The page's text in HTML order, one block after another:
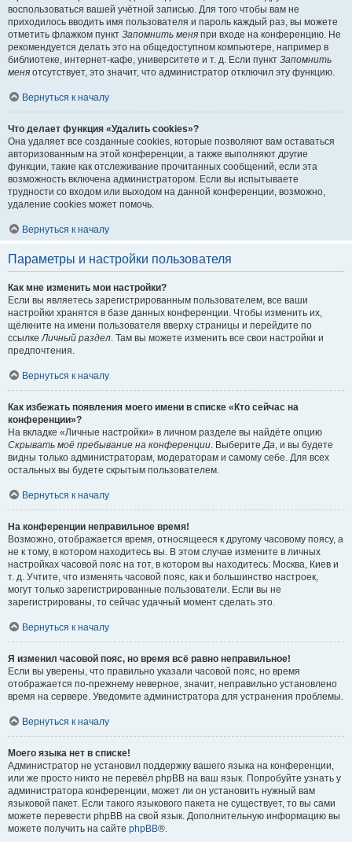
воспользоваться вашей учётной записью. Для того чтобы вам не
приходилось вводить имя пользователя и пароль каждый раз, вы можете
отметить флажком пункт Запомнить меня при входе на конференцию. Не
рекомендуется делать это на общедоступном компьютере, например в
библиотеке, интернет-кафе, университете и т. д. Если пункт Запомнить
меня отсутствует, это значит, что администратор отключил эту функцию.
Вернуться к началу
Что делает функция «Удалить cookies»?
Она удаляет все созданные cookies, которые позволяют вам оставаться
авторизованным на этой конференции, а также выполняют другие
функции, такие как отслеживание прочитанных сообщений, если эта
возможность включена администратором. Если вы испытываете
трудности со входом или выходом на данной конференции, возможно,
удаление cookies может помочь.
Вернуться к началу
Параметры и настройки пользователя
Как мне изменить мои настройки?
Если вы являетесь зарегистрированным пользователем, все ваши
настройки хранятся в базе данных конференции. Чтобы изменить их,
щёлкните на имени пользователя вверху страницы и перейдите по
ссылкеЛичный раздел. Там вы можете изменить все свои настройки и
предпочтения.
Вернуться к началу
Как избежать появления моего имени в списке «Кто сейчас на
конференции»?
На вкладке «Личные настройки» в личном разделе вы найдёте опцию
Скрывать моё пребывание на конференции. ВыберитеДа, и вы будете
видны только администраторам, модераторам и самому себе. Для всех
остальных вы будете скрытым пользователем.
Вернуться к началу
На конференции неправильное время!
Возможно, отображается время, относящееся к другому часовому поясу, а
не к тому, в котором находитесь вы. В этом случае измените в личных
настройках часовой пояс на тот, в котором вы находитесь: Москва, Киев и
т. д. Учтите, что изменять часовой пояс, как и большинство настроек,
могут только зарегистрированные пользователи. Если вы не
зарегистрированы, то сейчас удачный момент сделать это.
Вернуться к началу
Я изменил часовой пояс, но время всё равно неправильное!
Если вы уверены, что правильно указали часовой пояс, но время
отображается по-прежнему неверное, значит, неправильно установлено
время на сервере. Уведомите администратора для устранения проблемы.
Вернуться к началу
Моего языка нет в списке!
Администратор не установил поддержку вашего языка на конференции,
или же просто никто не перевёл phpBB на ваш язык. Попробуйте узнать у
администратора конференции, может ли он установить нужный вам
языковой пакет. Если такого языкового пакета не существует, то вы сами
можете перевести phpBB на свой язык. Дополнительную информацию вы
можете получить на сайте phpBB®.